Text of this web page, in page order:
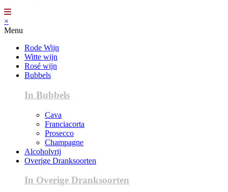
×
Menu
Rode Wijn
Witte wijn
Rosé wijn
Bubbels
In Bubbels
Cava
Franciacorta
Prosecco
Champagne
Alcoholvrij
Overige Dranksoorten
In Overige Dranksoorten